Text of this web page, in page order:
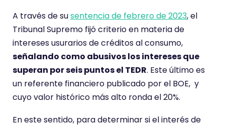
A través de susentencia de febrero de 2023, el
Tribunal Supremo fijó criterio en materia de
intereses usurarios de créditos al consumo,
señalando como abusivos los intereses que
superan por seis puntos el TEDR. Este último es
un referente financiero publicado por el BOE, y
cuyo valor histórico más alto ronda el 20%.
En este sentido, para determinar si el interés de